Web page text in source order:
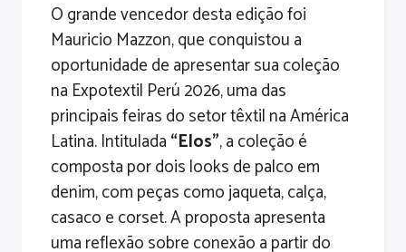
O grande vencedor desta edição foi
Mauricio Mazzon, que conquistou a
oportunidade de apresentar sua coleção
na Expotextil Perú 2026, uma das
principais feiras do setor têxtil na América
Latina. Intitulada“Elos”, a coleção é
composta por dois looks de palco em
denim, com peças como jaqueta, calça,
casaco e corset. A proposta apresenta
uma reflexão sobre conexão a partir do